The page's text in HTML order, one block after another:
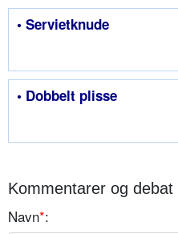
• Servietknude
• Dobbelt plisse
Kommentarer og
Navn*: